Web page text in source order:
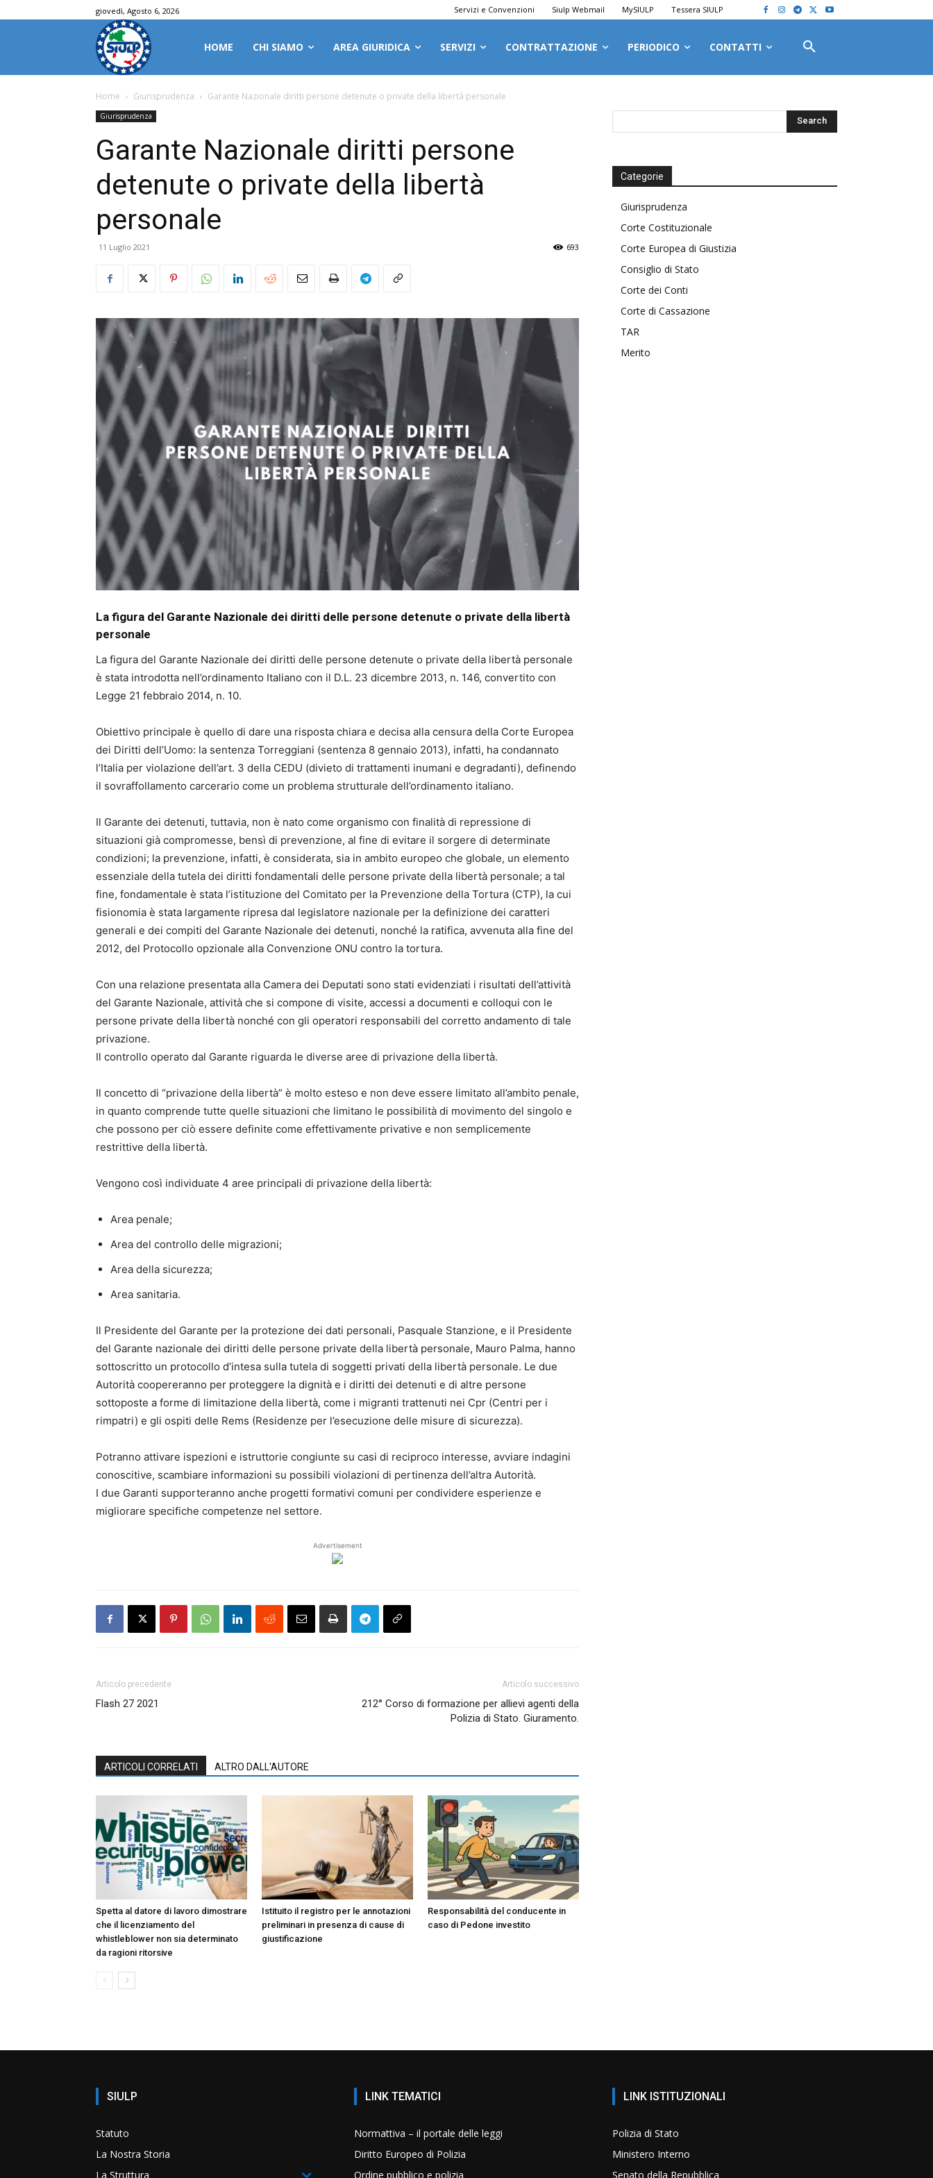
giovedì, Agosto 6, 2026 Servizi e Convenzioni Siulp Webmail MySIULP Tessera SIULP
HOME CHI SIAMO AREA GIURIDICA SERVIZI CONTRATTAZIONE PERIODICO CONTATTI
Home Giurisprudenza Garante Nazionale diritti persone detenute o private della libertà personale
Giurisprudenza
Garante Nazionale diritti persone
detenute o private della libertà
personale
11 Luglio 2021 693
La figura del Garante Nazionale dei diritti delle persone detenute o private della libertà
personale
La figura del Garante Nazionale dei diritti delle persone detenute o private della libertà personale
è stata introdotta nell’ordinamento Italiano con il D.L. 23 dicembre 2013, n. 146, convertito con
Legge 21 febbraio 2014, n. 10.
Obiettivo principale è quello di dare una risposta chiara e decisa alla censura della Corte Europea
dei Diritti dell’Uomo: la sentenza Torreggiani (sentenza 8 gennaio 2013), infatti, ha condannato
l’Italia per violazione dell’art. 3 della CEDU (divieto di trattamenti inumani e degradanti), definendo
il sovraffollamento carcerario come un problema strutturale dell’ordinamento italiano.
Il Garante dei detenuti, tuttavia, non è nato come organismo con finalità di repressione di
situazioni già compromesse, bensì di prevenzione, al fine di evitare il sorgere di determinate
condizioni; la prevenzione, infatti, è considerata, sia in ambito europeo che globale, un elemento
essenziale della tutela dei diritti fondamentali delle persone private della libertà personale; a tal
fine, fondamentale è stata l’istituzione del Comitato per la Prevenzione della Tortura (CTP), la cui
fisionomia è stata largamente ripresa dal legislatore nazionale per la definizione dei caratteri
generali e dei compiti del Garante Nazionale dei detenuti, nonché la ratifica, avvenuta alla fine del
2012, del Protocollo opzionale alla Convenzione ONU contro la tortura.
Con una relazione presentata alla Camera dei Deputati sono stati evidenziati i risultati dell’attività
del Garante Nazionale, attività che si compone di visite, accessi a documenti e colloqui con le
persone private della libertà nonché con gli operatori responsabili del corretto andamento di tale
privazione.
Il controllo operato dal Garante riguarda le diverse aree di privazione della libertà.
Il concetto di “privazione della libertà” è molto esteso e non deve essere limitato all’ambito penale,
in quanto comprende tutte quelle situazioni che limitano le possibilità di movimento del singolo e
che possono per ciò essere definite come effettivamente privative e non semplicemente
restrittive della libertà.
Vengono così individuate 4 aree principali di privazione della libertà:
Area penale;
Area del controllo delle migrazioni;
Area della sicurezza;
Area sanitaria.
Il Presidente del Garante per la protezione dei dati personali, Pasquale Stanzione, e il Presidente
del Garante nazionale dei diritti delle persone private della libertà personale, Mauro Palma, hanno
sottoscritto un protocollo d’intesa sulla tutela di soggetti privati della libertà personale. Le due
Autorità coopereranno per proteggere la dignità e i diritti dei detenuti e di altre persone
sottoposte a forme di limitazione della libertà, come i migranti trattenuti nei Cpr (Centri per i
rimpatri) e gli ospiti delle Rems (Residenze per l’esecuzione delle misure di sicurezza).
Potranno attivare ispezioni e istruttorie congiunte su casi di reciproco interesse, avviare indagini
conoscitive, scambiare informazioni su possibili violazioni di pertinenza dell’altra Autorità.
I due Garanti supporteranno anche progetti formativi comuni per condividere esperienze e
migliorare specifiche competenze nel settore.
Advertisement
Articolo precedente
Flash 27 2021
Articolo successivo
212° Corso di formazione per allievi agenti della
Polizia di Stato. Giuramento.
ARTICOLI CORRELATI ALTRO DALL'AUTORE
Spetta al datore di lavoro dimostrare
che il licenziamento del
whistleblower non sia determinato
da ragioni ritorsive
Istituito il registro per le annotazioni
preliminari in presenza di cause di
giustificazione
Responsabilità del conducente in
caso di Pedone investito
Categorie
Giurisprudenza
Corte Costituzionale
Corte Europea di Giustizia
Consiglio di Stato
Corte dei Conti
Corte di Cassazione
TAR
Merito
SIULP
Statuto
La Nostra Storia
La Struttura
LINK TEMATICI
Normattiva – il portale delle leggi
Diritto Europeo di Polizia
Ordine pubblico e polizia
LINK ISTITUZIONALI
Polizia di Stato
Ministero Interno
Senato della Repubblica